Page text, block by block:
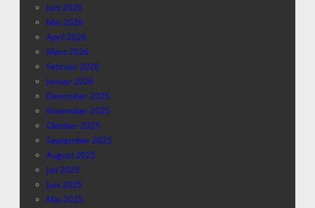
Juni 2026
Mai 2026
April 2026
März 2026
Februar 2026
Januar 2026
Dezember 2025
November 2025
Oktober 2025
September 2025
August 2025
Juli 2025
Juni 2025
Mai 2025